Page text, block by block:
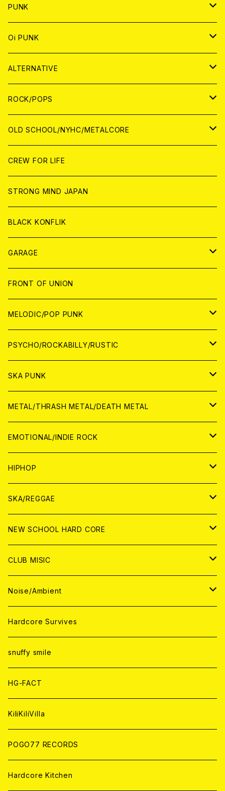
CD
ANALOG
WORLD
CD
ANALOG
CD
JAPAN
WORLD
ANALOG
JAPAN
WORLD
PUNK
JAPAN
CD
ANALOG
WORLD
CD
ANALOG
Oi PUNK
JAPAN
CD
ANALOG
WOLRD
CD
ANALOG
ALTERNATIVE
JAPAN
CD
ANALOG
WORLD
CD
ANALOG
ROCK/POPS
JAPAN
CD
ANALOG
WORLD
CD
ANALOG
OLD SCHOOL/NYHC/METALCORE
JAPAN
CD
ANALOG
WORLD
CD
ANALOG
CREW FOR LIFE
STRONG MIND JAPAN
BLACK KONFLIK
GARAGE
JAPAN
アナログ
CD
WORLD
アナログ
CD
FRONT OF UNION
MELODIC/POP PUNK
JAPAN
CD
ANALOG
WORLD
CD
ANALOG
PSYCHO/ROCKABILLY/RUSTIC
JAPAN
CD
ANALOG
WORLD
CD
ANALOG
SKA PUNK
JAPAN
CD
ANALOG
WORLD
CD
ANALOG
METAL/THRASH METAL/DEATH METAL
JAPAN
CD
ANALOG
WORLD
ANALOG
CD
EMOTIONAL/INDIE ROCK
JAPAN
CD
ANALOG
WORLD
CD
ANALOG
HIPHOP
JAPAN
CD
ANALOG
WORLD
CD
ANALOG
SKA/REGGAE
JAPAN
CD
ANALOG
WORLD
CD
ANALOG
NEW SCHOOL HARD CORE
JAPAN
CD
ANALOG
WORLD
CD
ANALOG
CLUB MISIC
JAPAN
CD
ANALOG
WORLD
CD
ANALOG
Noise/Ambient
JAPAN
CD
ANALOG
WORLD
CD
ANALOG
Hardcore Survives
snuffy smile
HG-FACT
KiliKiliVilla
POGO77 RECORDS
Hardcore Kitchen